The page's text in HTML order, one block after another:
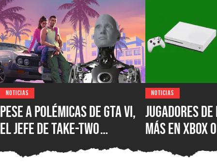
NOTICIAS
Pese a polémicas de GTA VI,
el jefe de Take-Two
asegura que no creen en la
NOTICIAS
Jugadores de
más en XBOX
XBOX